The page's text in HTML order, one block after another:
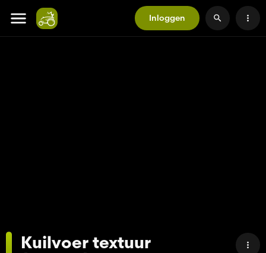
Inloggen
Kuilvoer textuur